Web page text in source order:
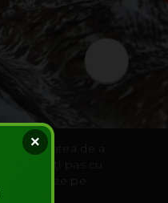
×
posibilitatea de a
versanţi pas cu
patineze pe